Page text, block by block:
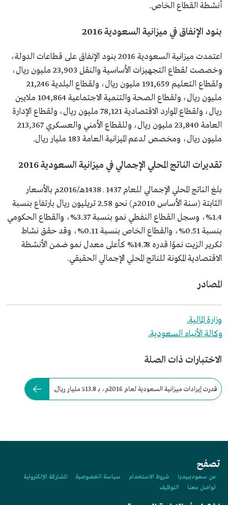
أنشطة القطاع الخاص.
بنود الإنفاق في ميزانية السعودية 2016
اعتمدت ميزانية السعودية 2016 بنود الإنفاق على قطاعات الدولة،
وخصصت لقطاع التجهيزات الأساسية والنقل 23,903 مليون ريال،
ولقطاع التعليم 191,659 مليون ريال، ولقطاع البلدية 21,246
مليون ريال، ولقطاع الصحة والتنمية الاجتماعية 104,864 ملايين
ريال، ولقطاع الموارد الاقتصادية 78,121 مليون ريال، ولقطاع الإدارة
العامة 23,840 مليون ريال، وللقطاع الأمني والعسكري 213,367
مليون ريال، ومخصص لدعم الميزانية العامة 183 مليار ريال.
تقديرات الناتج المحلي الإجمالي في ميزانية السعودية 2016
بلغ الناتج المحلي الإجمالي للعام 1437 ـ 1438هـ/2016م بالأسعار
الثابتة (سنة الأساس 2010م) نحو 2.58 تريليون ريال بارتفاع بنسبة
1.4%، وسجل القطاع النفطي نمو بنسبة 3.37%، والقطاع الحكومي
بنسبة 0.51%، والقطاع الخاص بنسبة 0.11%، وقد حقق نشاط
تكرير الزيت نموًا قدره 14.78% كأعلى معدل نمو ضمن الأنشطة
الاقتصادية المكونة للناتج المحلي الإجمالي الحقيقي.
المصادر
وزارة المالية.
وكالة الأنباء السعودية.
الاختبارات ذات الصلة
قدرت إيرادات ميزانية السعودية لعام 2016م، بـ 513.8 مليار ريال.
تصفح
عن سعوديبيديا شروط الاستخدام سياسة الخصوصية
المشاركة الإلكترونية
تواصل معنا
التوظيف